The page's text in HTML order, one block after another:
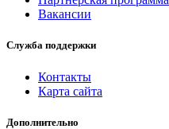
Вакансии
Служба поддержки
Контакты
Карта сайта
Дополнительно